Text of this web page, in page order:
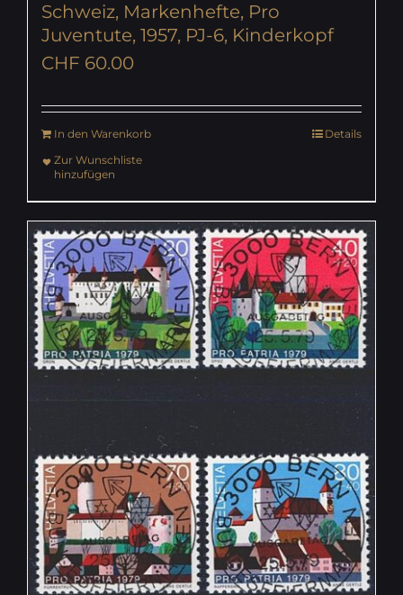
Schweiz, Markenhefte, Pro
Juventute, 1957, PJ-6, Kinderkopf
CHF 60.00
In den Warenkorb
Details
Zur Wunschliste
hinzufügen